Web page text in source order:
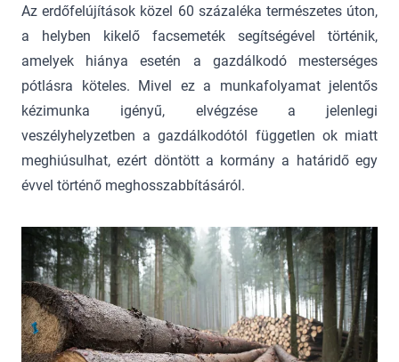
Az erdőfelújítások közel 60 százaléka természetes úton,
a helyben kikelő facsemeték segítségével történik,
amelyek hiánya esetén a gazdálkodó mesterséges
pótlásra köteles. Mivel ez a munkafolyamat jelentős
kézimunka igényű, elvégzése a jelenlegi
veszélyhelyzetben a gazdálkodótól független ok miatt
meghiúsulhat, ezért döntött a kormány a határidő egy
évvel történő meghosszabbításáról.